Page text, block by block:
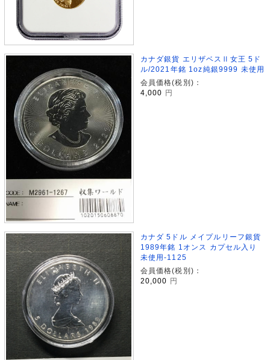
カナダ銀貨 エリザベスⅡ女王 5ド
ル/2021年銘 1oz純銀9999 未使用
会員価格(税別)：
4,000 円
カナダ 5ドル メイプルリーフ銀貨
1989年銘 1オンス カプセル入り
未使用-1125
会員価格(税別)：
20,000
円